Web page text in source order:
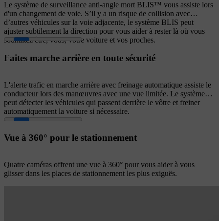
Le système de surveillance anti-angle mort BLIS™ vous assiste lors
d'un changement de voie. S’il y a un risque de collision avec
d’autres véhicules sur la voie adjacente, le système BLIS peut
ajuster subtilement la direction pour vous aider à rester là où vous
souhaitez être, vous, votre voiture et vos proches.
Faites marche arrière en toute sécurité
L'alerte trafic en marche arrière avec freinage automatique assiste le
conducteur lors des manœuvres avec une vue limitée. Le système
peut détecter les véhicules qui passent derrière le vôtre et freiner
automatiquement la voiture si nécessaire.
Vue à 360° pour le stationnement
Quatre caméras offrent une vue à 360° pour vous aider à vous
glisser dans les places de stationnement les plus exiguës.